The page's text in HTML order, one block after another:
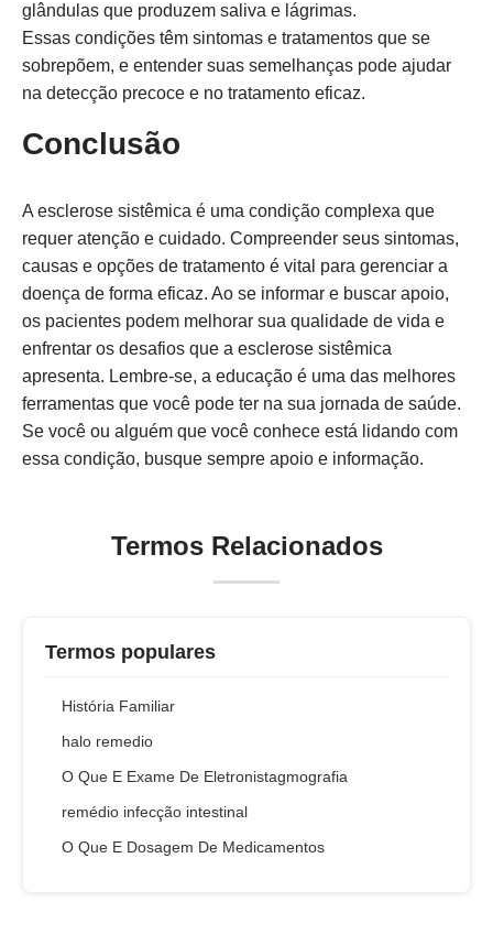
glândulas que produzem saliva e lágrimas.
Essas condições têm sintomas e tratamentos que se
sobrepõem, e entender suas semelhanças pode ajudar
na detecção precoce e no tratamento eficaz.
Conclusão
A esclerose sistêmica é uma condição complexa que
requer atenção e cuidado. Compreender seus sintomas,
causas e opções de tratamento é vital para gerenciar a
doença de forma eficaz. Ao se informar e buscar apoio,
os pacientes podem melhorar sua qualidade de vida e
enfrentar os desafios que a esclerose sistêmica
apresenta. Lembre-se, a educação é uma das melhores
ferramentas que você pode ter na sua jornada de saúde.
Se você ou alguém que você conhece está lidando com
essa condição, busque sempre apoio e informação.
Termos Relacionados
Termos populares
História Familiar
halo remedio
O Que E Exame De Eletronistagmografia
remédio infecção intestinal
O Que E Dosagem De Medicamentos